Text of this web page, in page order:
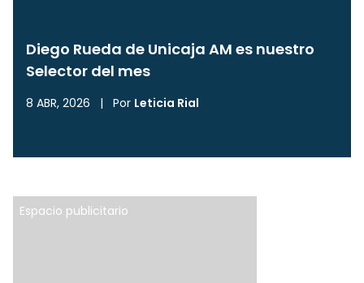
Diego Rueda de Unicaja AM es nuestro
Selector del mes
8 ABR, 2026 | Por Leticia Rial
Espacio publicitario